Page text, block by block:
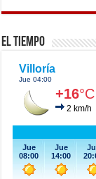
El Tiempo